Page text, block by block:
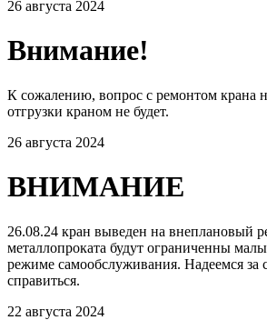
26 августа 2024
Внимание!
К сожалению, вопрос с ремонтом крана
отгрузки краном не будет.
26 августа 2024
ВНИМАНИЕ
26.08.24 кран выведен на внеплановый
металлопроката будут ограниченны
режиме самообслуживания. Надеемся за
справиться.
22 августа 2024